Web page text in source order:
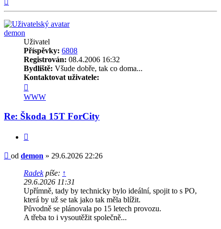
demon
Uživatel
Příspěvky: 6808
Registrován: 08.4.2006 16:32
Bydliště: Všude dobře, tak co doma...
Kontaktovat uživatele:
uživatele
demon
WWW
Re: Škoda 15T ForCity
Příspěvek
od demon » 29.6.2026 22:26
Radekpíše: ↑
29.6.2026 11:31
Upřímně, tady by technicky bylo ideální, spojit to s PO,
která by už se tak jako tak měla blížit.
Původně se plánovala po 15 letech provozu.
A třeba to i vysoutěžit společně...